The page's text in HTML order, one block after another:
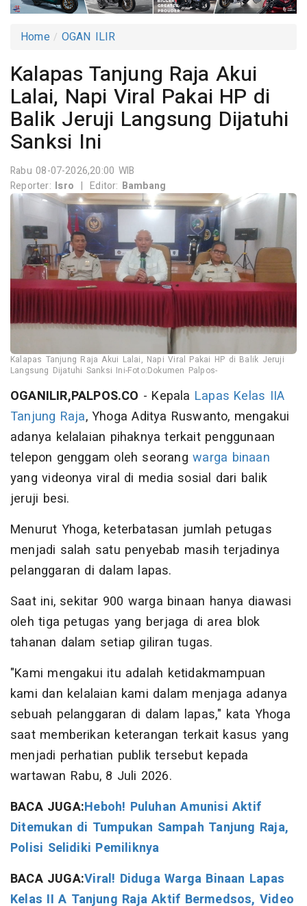
Home OGAN ILIR
Kalapas Tanjung Raja Akui
Lalai, Napi Viral Pakai HP di
Balik Jeruji Langsung Dijatuhi
Sanksi Ini
Rabu 08-07-2026,20:00 WIB
Reporter: Isro | Editor: Bambang
Kalapas Tanjung Raja Akui Lalai, Napi Viral Pakai HP di Balik Jeruji
Langsung Dijatuhi Sanksi Ini-Foto:Dokumen Palpos-
OGANILIR,PALPOS.CO - Kepala Lapas Kelas IIA
Tanjung Raja, Yhoga Aditya Ruswanto, mengakui
adanya kelalaian pihaknya terkait penggunaan
telepon genggam oleh seorangwarga binaan
yang videonya viral di media sosial dari balik
jeruji besi.
Menurut Yhoga, keterbatasan jumlah petugas
menjadi salah satu penyebab masih terjadinya
pelanggaran di dalam lapas.
Saat ini, sekitar 900 warga binaan hanya diawasi
oleh tiga petugas yang berjaga di area blok
tahanan dalam setiap giliran tugas.
"Kami mengakui itu adalah ketidakmampuan
kami dan kelalaian kami dalam menjaga adanya
sebuah pelanggaran di dalam lapas," kata Yhoga
saat memberikan keterangan terkait kasus yang
menjadi perhatian publik tersebut kepada
wartawan Rabu, 8 Juli 2026.
BACA JUGA:Heboh! Puluhan Amunisi Aktif
Ditemukan di Tumpukan Sampah Tanjung Raja,
Polisi Selidiki Pemiliknya
BACA JUGA:Viral! Diduga Warga Binaan Lapas
Kelas II A Tanjung Raja Aktif Bermedsos, Video